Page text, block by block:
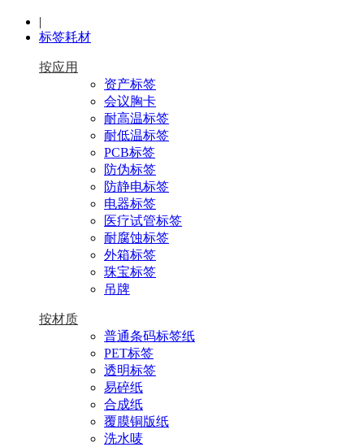
|
标签耗材
按应用
资产标签
会议胸卡
耐高温标签
耐低温标签
PCB标签
防伪标签
防静电标签
电器标签
医疗试管标签
耐腐蚀标签
外箱标签
珠宝标签
吊牌
按材质
普通条码标签纸
PET标签
透明标签
易碎纸
合成纸
覆膜铜版纸
洗水唛